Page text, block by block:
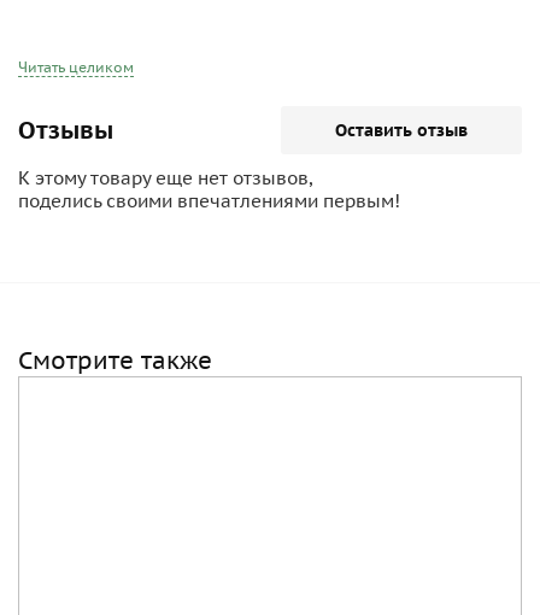
Читать целиком
Отзывы Оставить отзыв
К этому товару еще нет отзывов,
поделись своими впечатлениями первым!
Смотрите также